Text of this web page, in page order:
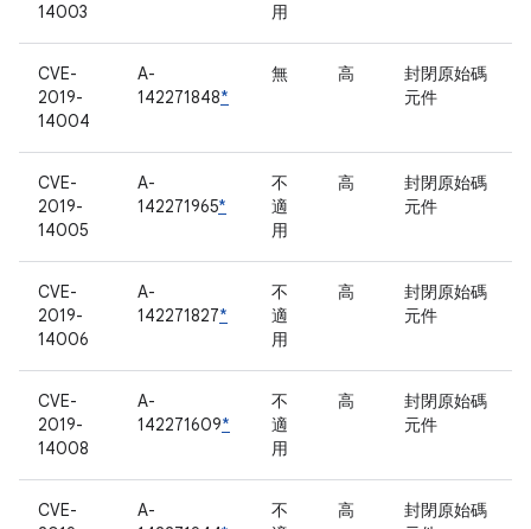
14003
用
CVE-
2019-
14004
A-
142271848*
無 高
封閉原始碼
元件
CVE-
2019-
14005
A-
142271965*
不
適
用
高
封閉原始碼
元件
CVE-
2019-
14006
A-
142271827*
不
適
用
高
封閉原始碼
元件
CVE-
2019-
14008
A-
142271609*
不
適
用
高
封閉原始碼
元件
CVE-
A-
不
高
封閉原始碼